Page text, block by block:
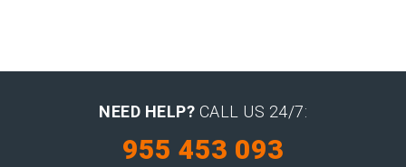
NEED HELP? CALL US 24/7:
955 453 093